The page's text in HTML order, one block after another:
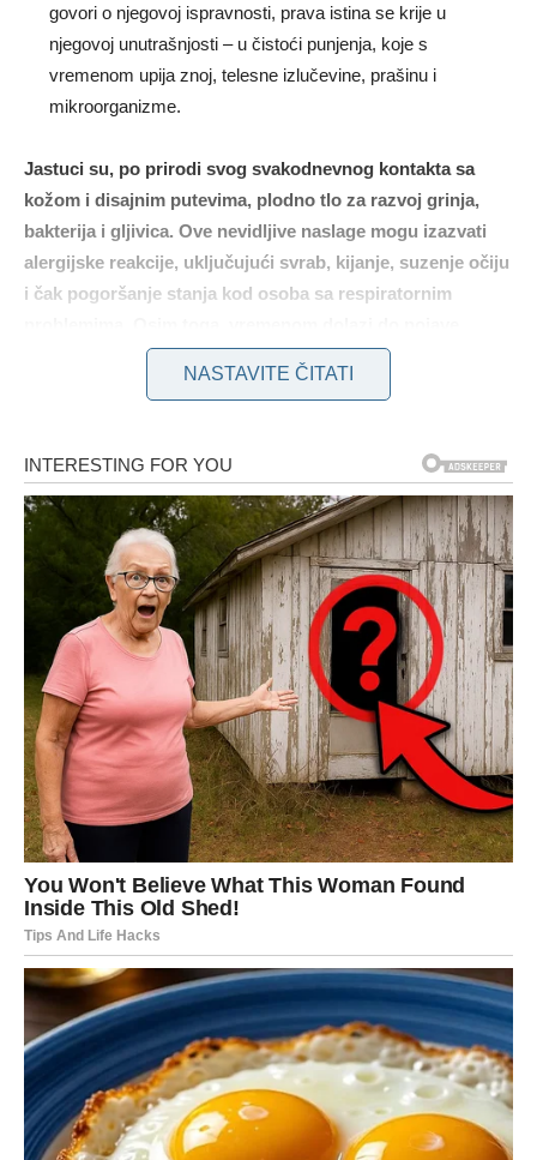
govori o njegovoj ispravnosti, prava istina se krije u
njegovoj unutrašnjosti – u čistoći punjenja, koje s
vremenom upija znoj, telesne izlučevine, prašinu i
mikroorganizme.
Jastuci su, po prirodi svog svakodnevnog kontakta sa
kožom i disajnim putevima, plodno tlo za razvoj grinja,
bakterija i gljivica. Ove nevidljive naslage mogu izazvati
alergijske reakcije, uključujući svrab, kijanje, suzenje očiju
i čak pogoršanje stanja kod osoba sa respiratornim
neprijatnih mirisa i žutih mrlja, a jastuci gube svoj
prvobitni oblik i postaju manje udobni.
Mnogi ljudi pretpostavljaju da su jastučnice dovoljna zaštita,
ali istina je da one ne mogu u potpunosti da spreče
prodiranje znoja i nečistoća u samu strukturu jastuka. Zbog
toga je redovno pranje jastuka neophodno – ne samo radi
osećaja svežine, već i zbog prevencije infekcija i
produženja veka trajanja jastuka.
Da biste pravilno oprali jastuke i sačuvali njihovu
funkcionalnost, važno je poštovati određene korake:
Prvo, izbegavajte da u mašinu stavljate više jastuka
odjednom. Pretrpavanje sprečava da se voda i deterdžent
ravnomerno rasporede, što može rezultirati slabim pranjem.
Zatim, uvek koristite blage deterdžente, jer jaki hemijski
preparati mogu oštetiti vlakna i smanjiti elastičnost jastuka.
Jedan praktičan trik jeste da u bubanj veš mašine
dodate dvije čiste teniske loptice – one pomažu da se
jastuci tokom pranja ne zgužvaju i zadrže svoj oblik.
Takođe, obratite pažnju na temperaturu vode. Visoke
temperature mogu uništiti punjenje, naročito ako su
NASTAVITE ČITATI